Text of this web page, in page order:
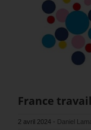
France
2 avril 2024 - Daniel